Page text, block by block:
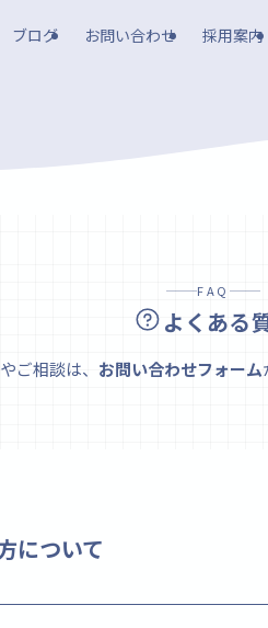
ブログ お問い合わせ 採用案内
FAQ
よくある
ご相談は、 お問い合わせフォーム
について